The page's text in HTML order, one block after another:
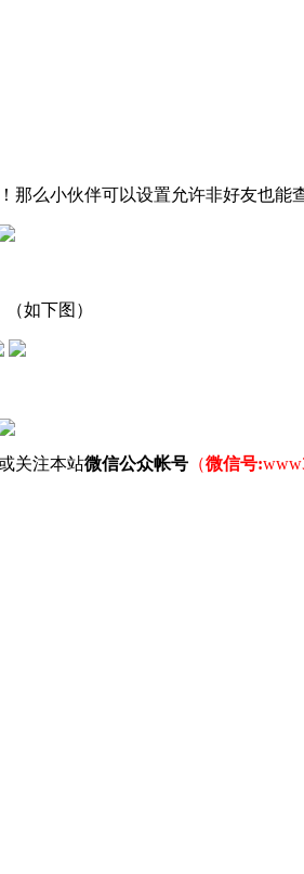
那么小伙伴可以设置允许非好友也能
如下图）
关注本站微信公众帐号 （微信号: